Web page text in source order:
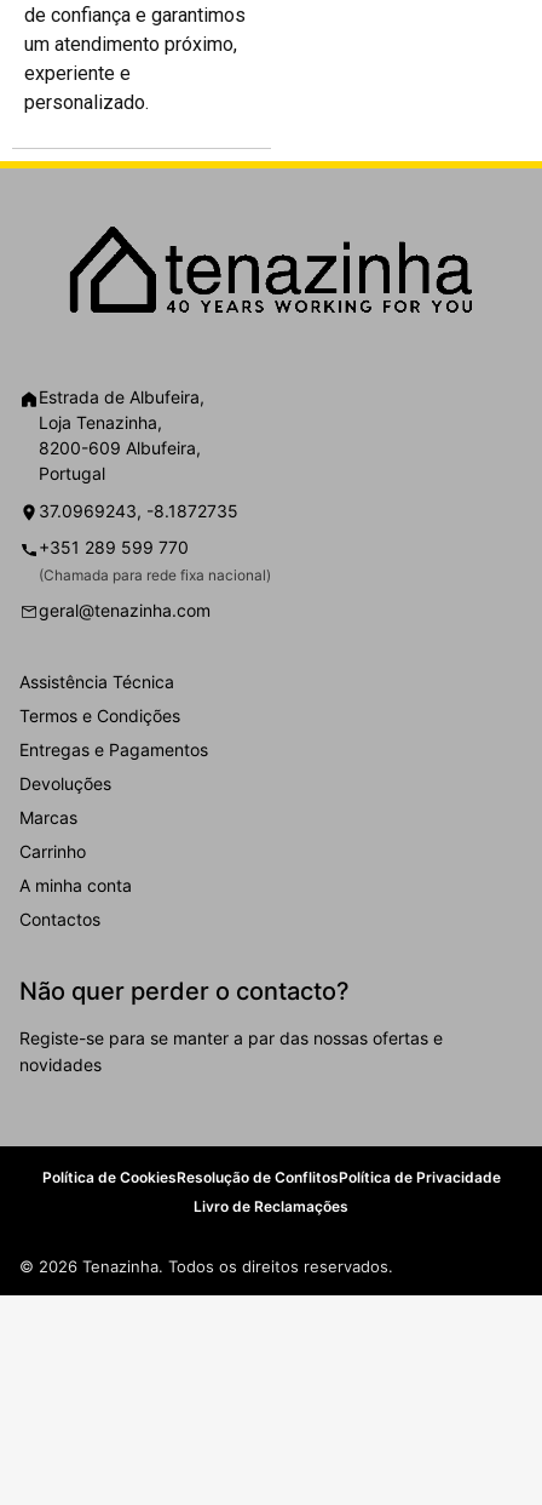
de confiança e garantimos
um atendimento próximo,
experiente e
personalizado.
Estrada de Albufeira,
Loja Tenazinha,
8200-609 Albufeira,
Portugal
37.0969243, -8.1872735
+351 289 599 770
(Chamada para rede fixa nacional)
geral@tenazinha.com
Assistência Técnica
Termos e Condições
Entregas e Pagamentos
Devoluções
Marcas
Carrinho
A minha conta
Contactos
Não quer perder o contacto?
Registe-se para se manter a par das nossas ofertas e
novidades
Política de CookiesResolução de ConflitosPolítica de Privacidade
Livro de Reclamações
© 2026 Tenazinha. Todos os direitos reservados.